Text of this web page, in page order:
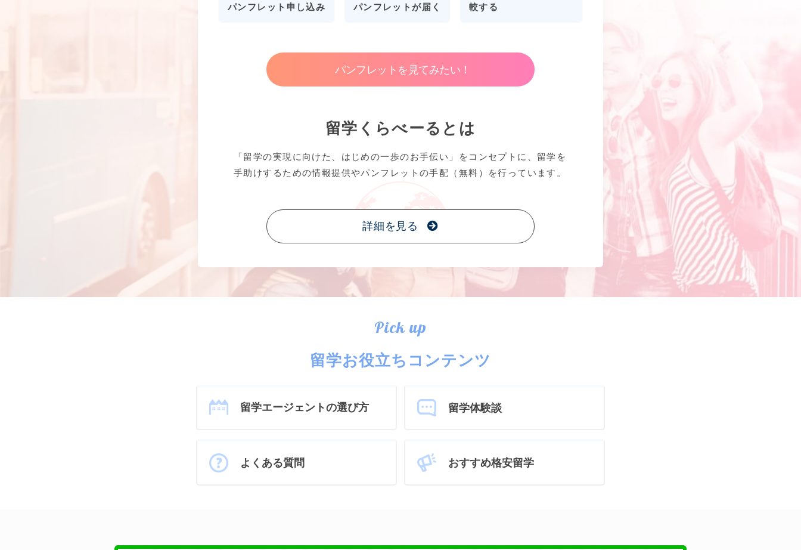
パンフレット申し込み
パンフレットが届く 較する
パンフレットを見てみたい！
留学くらべーるとは
「留学の実現に向けた、はじめの一歩のお手伝い」をコンセプトに、留学を
手助けするための情報提供やパンフレットの手配（無料）を行っています。
詳細を見る
Pick up
留学お役立ちコンテンツ
留学エージェントの選び方 留学体験談
よくある質問 おすすめ格安留学